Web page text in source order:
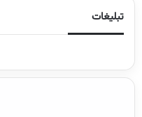
تبلیغات